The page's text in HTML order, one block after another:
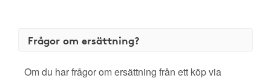
Frågor om ersättning?
Om du har frågor om ersättning från ett köp via